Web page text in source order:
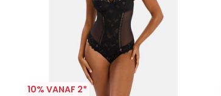
10% VANAF 2*